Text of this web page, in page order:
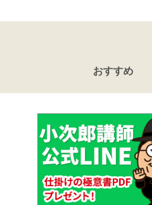
おすすめ